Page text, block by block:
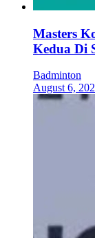
Masters
Kedua Di
Badminton
August 6,